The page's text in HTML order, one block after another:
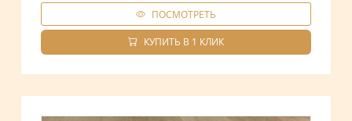
ПОСМОТРЕТЬ
КУПИТЬ В 1 КЛИК